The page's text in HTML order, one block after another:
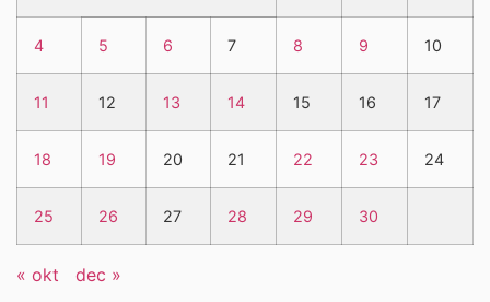
4 5 6 7 8 9 10
11 12 13 14 15 16 17
18 19 20 21 22 23 24
25 26 27 28 29 30
« okt dec »